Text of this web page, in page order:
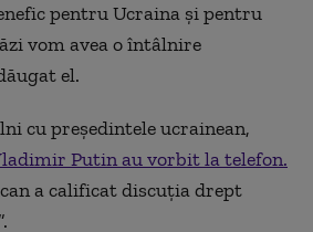
pentru Ucraina și pentru
vom avea o întâlnire
el.
cu președintele ucrainean,
Putin au vorbit la telefon.
a calificat discuția drept